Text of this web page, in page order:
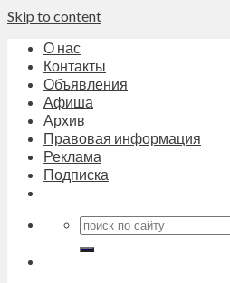
Skip to content
О нас
Контакты
Объявления
Афиша
Архив
Правовая информация
Реклама
Подписка